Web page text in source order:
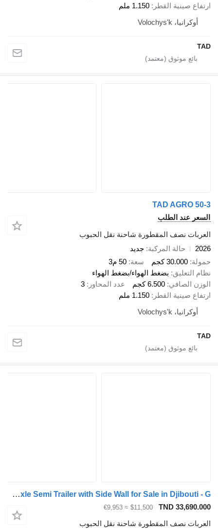
ارتفاع صينية القطر
1.150 ملم
أوكرانيا، Volochys'k
TAD
TAD AGRO 50-3
السعر عند الطلب
العربات نصف المقطورة شاحنة نقل الحبوب
2026
حالة المركبة جديد
حمولة 30.000 كجم سعة 50 م3
نظام التعليق بضغط الهواء/بضغط الهواء
الوزن الصافي 6.500 كجم عدد المحاور
3
ارتفاع صينية القطر
1.150 ملم
أوكرانيا، Volochys'k
TAD
Titan 3 Axle Semi Trailer with Side Wall for Sale in Djibouti - G
TND 33,690.000
$11,500
≈ €9,953
العربات نصف المقطورة شاحنة نقل الحبوب